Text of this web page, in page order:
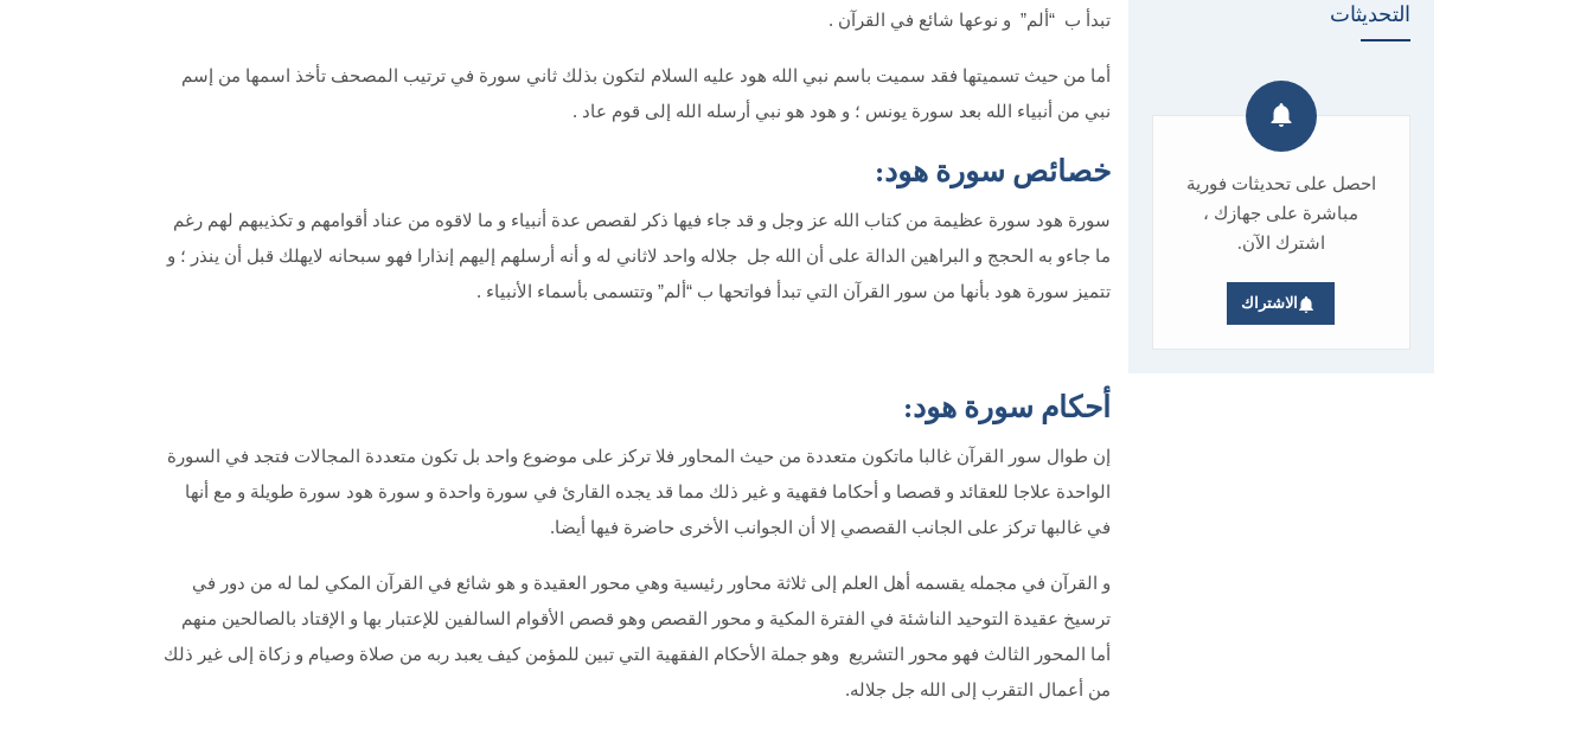
تبدأ ب “ألم” و نوعها شائع في القرآن .
أما من حيث تسميتها فقد سميت باسم نبي الله هود عليه السلام لتكون بذلك ثاني سورة في ترتيب المصحف تأخذ اسمها من إسم
نبي من أنبياء الله بعد سورة يونس ؛ و هود هو نبي أرسله الله إلى قوم عاد .
خصائص سورة هود:
سورة هود سورة عظيمة من كتاب الله عز وجل و قد جاء فيها ذكر لقصص عدة أنبياء و ما لاقوه من عناد أقوامهم و تكذيبهم لهم رغم
ما جاءو به الحجج و البراهين الدالة على أن الله جل جلاله واحد لاثاني له و أنه أرسلهم إليهم إنذارا فهو سبحانه لايهلك قبل أن ينذر ؛ و
تتميز سورة هود بأنها من سور القرآن التي تبدأ فواتحها ب “ألم” وتتسمى بأسماء الأنبياء .
أحكام سورة هود:
إن طوال سور القرآن غالبا ماتكون متعددة من حيث المحاور فلا تركز على موضوع واحد بل تكون متعددة المجالات فتجد في السورة
الواحدة علاجا للعقائد و قصصا و أحكاما فقهية و غير ذلك مما قد يجده القارئ في سورة واحدة و سورة هود سورة طويلة و مع أنها
في غالبها تركز على الجانب القصصي إلا أن الجوانب الأخرى حاضرة فيها أيضا.
و القرآن في مجمله يقسمه أهل العلم إلى ثلاثة محاور رئيسية وهي محور العقيدة و هو شائع في القرآن المكي لما له من دور في
ترسيخ عقيدة التوحيد الناشئة في الفترة المكية و محور القصص وهو قصص الأقوام السالفين للإعتبار بها و الإقتاد بالصالحين منهم
أما المحور الثالث فهو محور التشريع وهو جملة الأحكام الفقهية التي تبين للمؤمن كيف يعبد ربه من صلاة وصيام و زكاة إلى غير ذلك
من أعمال التقرب إلى الله جل جلاله.
التحديثات
احصل على تحديثات فورية
مباشرة على جهازك ،
اشترك الآن.
الاشتراك